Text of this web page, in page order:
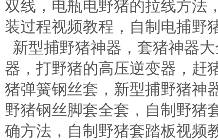
双线，电瓶电野猪的拉线方法
装过程视频教程，自制电捕野
新型捕野猪神器，套猪神器
器，打野猪的高压逆变器，赶
猪弹簧钢丝套，新型捕野猪神
野猪钢丝脚套全套，自制野猪
确方法，自制野猪套踏板视频